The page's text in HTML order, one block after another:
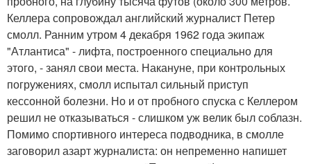
Келлера сопровождал английский журналист Петер
смолл. Ранним утром 4 декабря 1962 года экипаж
"Атлантиса" - лифта, построенного специально для
этого, - занял свои места. Накануне, при контрольных
погружениях, смолл испытал сильный приступ
кессонной болезни. Но и от пробного спуска с Келлером
решил не отказываться - слишком уж велик был соблазн.
Помимо спортивного интереса подводника, в смолле
заговорил азарт журналиста: он непременно напишет